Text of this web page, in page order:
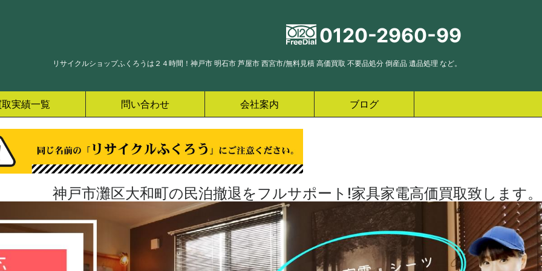
0120-2960-99
リサイクルショップふくろうは２４時間！神戸市 明石市 芦屋市 西宮市/無料見積 高価買取 不要品処分 倒産品 遺品処理 など。
実績一覧 問い合わせ 会社案内 ブログ
神戸市灘区大和町の民泊撤退をフルサポート!家具家電高価買取致します。